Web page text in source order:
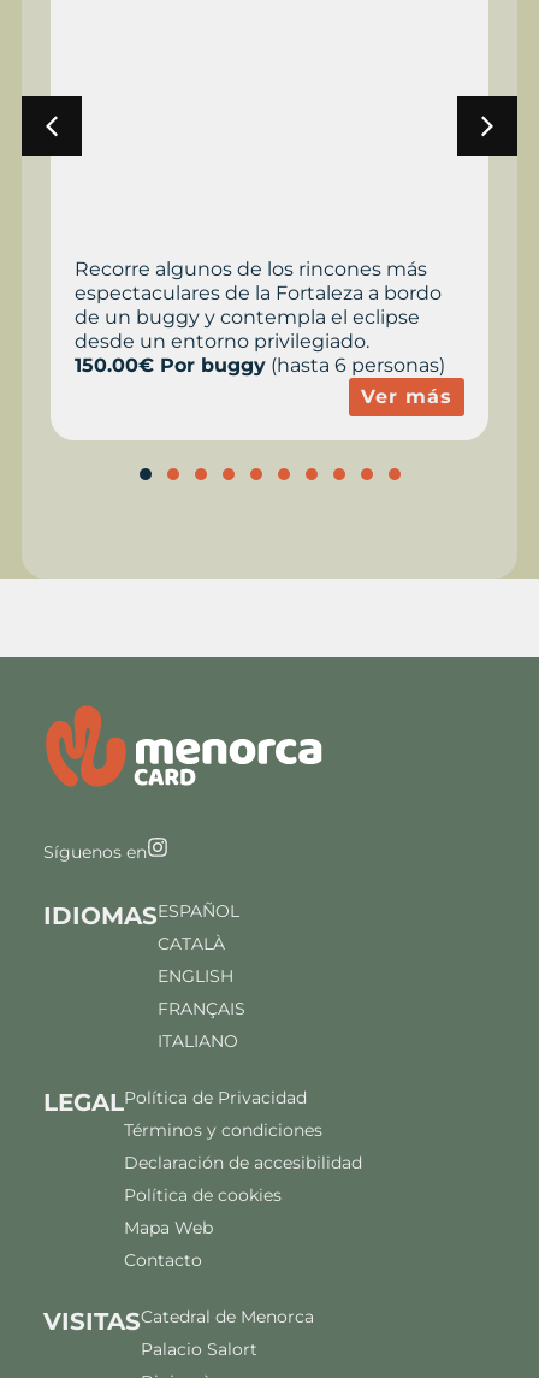
más
a bordo
eclipse
personas)
La experiencia más completa para
disfrutar de una tarde y una noche
inolvidables.
Desde 35.00 €por persona
Síguenos en
VISITASCatedral de Menorca
Palacio Salort
IDIOMASESPAÑOL
CATALÀ
ENGLISH
FRANÇAIS
ITALIANO
LEGALPolítica de Privacidad
Términos y condiciones
Declaración de accesibilidad
Política de cookies
Mapa Web
Contacto